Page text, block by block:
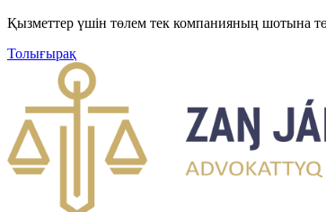
Қызметтер үшін төлем тек компанияның шотына
Толығырақ